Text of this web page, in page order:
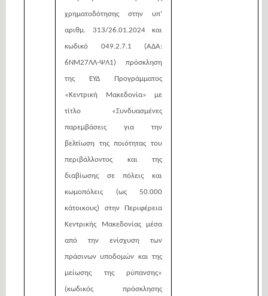
χρηματοδότησης στην υπ’
αριθμ. 313/26.01.2024 και
κωδικό 049.2.7.1 (ΑΔΑ:
6ΝΜ27ΛΛ-ΨΛ1) πρόσκληση
της ΕΥΔ Προγράμματος
«Κεντρική Μακεδονία» με
τίτλο «Συνδυασμένες
παρεμβάσεις για την
βελτίωση της ποιότητας του
περιβάλλοντος και της
διαβίωσης σε πόλεις και
κωμοπόλεις (ως 50.000
κάτοικους) στην Περιφέρεια
Κεντρικής Μακεδονίας μέσα
από την ενίσχυση των
πράσινων υποδομών και της
μείωσης της ρύπανσης»
(κωδικός πρόσκλησης